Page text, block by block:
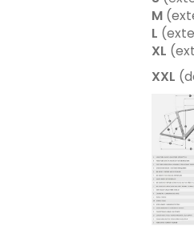
M
L
XL
XXL